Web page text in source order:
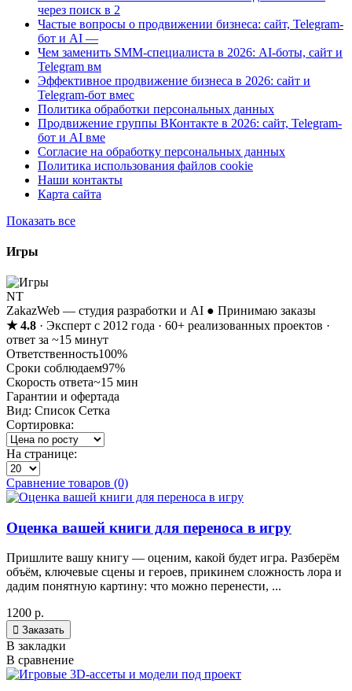
через поиск в 2
Частые вопросы о продвижении бизнеса: сайт, Telegram-
бот и AI —
Чем заменить SMM-специалиста в 2026: AI-боты, сайт и
Telegram вм
Эффективное продвижение бизнеса в 2026: сайт и
Telegram-бот вмес
Политика обработки персональных данных
Продвижение группы ВКонтакте в 2026: сайт, Telegram-
бот и AI вме
Согласие на обработку персональных данных
Политика использования файлов cookie
Наши контакты
Карта сайта
Показать все
Игры
NT
ZakazWeb — студия разработки и AI ● Принимаю заказы
★ 4.8 · Эксперт с 2012 года · 60+ реализованных проектов ·
ответ за ~15 минут
Ответственность100%
Сроки соблюдаем97%
Скорость ответа~15 мин
Гарантии и офертада
Вид: Список Сетка
Сортировка:
На странице:
Сравнение товаров (0)
Оценка вашей книги для переноса в игру
Пришлите вашу книгу — оценим, какой будет игра. Разберём
объём, ключевые сцены и героев, прикинем сложность лора и
дадим понятную картину: что можно перенести, ...
1200 р.
 Заказать
В закладки
В сравнение